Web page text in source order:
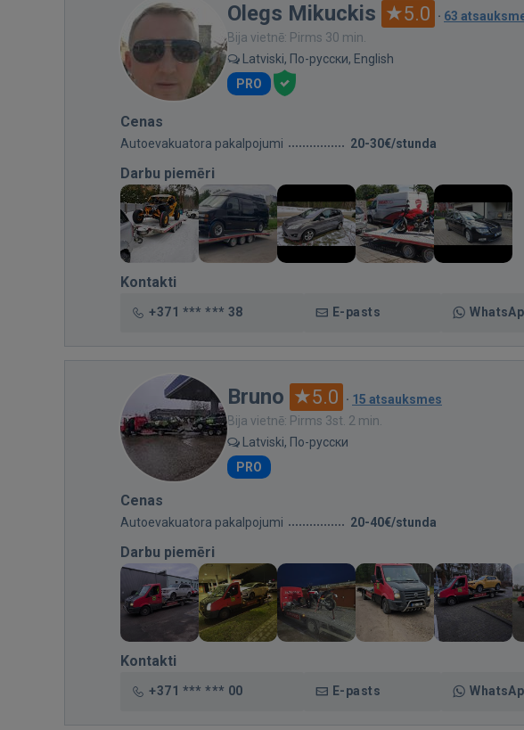
Olegs Mikuckis 5.0 · 63
Bija vietnē: Pirms 30 min.
Latviski, По-русски, English
PRO
Cenas
Autoevakuatora pakalpojumi 20-30€/stunda
Darbu piemēri
Kontakti
+371 *** *** 38 E-pasts
Bruno 5.0 · 15 atsauksmes
Bija vietnē: Pirms 3st. 2 min.
Latviski, По-русски
PRO
Cenas
Autoevakuatora pakalpojumi 20-40€/stunda
Darbu piemēri
Kontakti
+371 *** *** 00 E-pasts